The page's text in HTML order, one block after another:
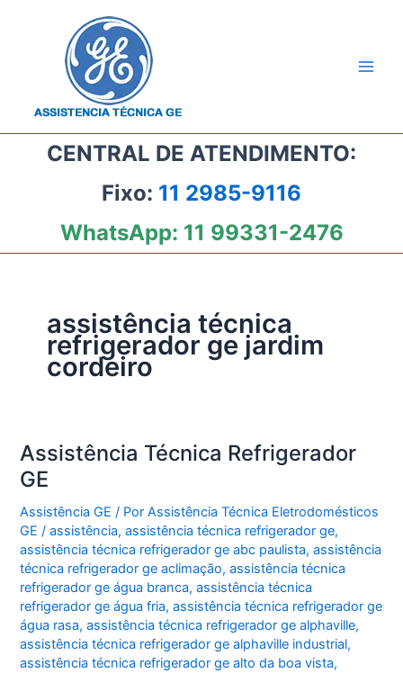
CENTRAL DE ATENDIMENTO:
Fixo: 11 2985-9116
WhatsApp: 11 99331-2476
assistência técnica
refrigerador ge jardim
cordeiro
Assistência Técnica Refrigerador
GE
Assistência GE / PorAssistência Técnica Eletrodomésticos
GE/assistência,assistência técnica refrigerador ge,
assistência técnica refrigerador ge abc paulista,assistência
técnica refrigerador ge aclimação,assistência técnica
refrigerador ge água branca,assistência técnica
refrigerador ge água fria,assistência técnica refrigerador ge
água rasa,assistência técnica refrigerador ge alphaville,
assistência técnica refrigerador ge alphaville industrial,
assistência técnica refrigerador ge alto da boa vista,